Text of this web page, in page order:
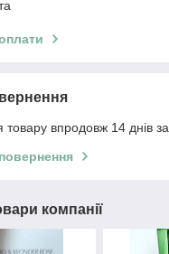
впродовж 14 днів
компанії